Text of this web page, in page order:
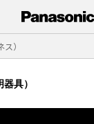
）
器具）